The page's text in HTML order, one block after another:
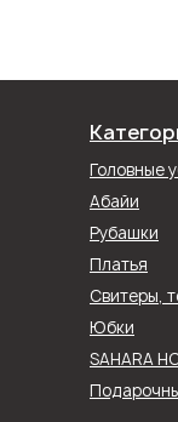
Головные
Абайи
Рубашки
Юбки
SAHARA
Платья
Свитеры,